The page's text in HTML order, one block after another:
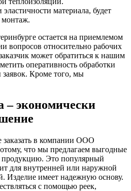
эластичности материала, будет
монтаж.
остается на приемлемом
вопросов относительно рабочих
может обратиться к нашим
оперативность обработки
Кроме того, мы
– экономически
заказать в компании ООО
что мы предлагаем выгодные
Это популярный
для внутренней или наружной
Изделие имеет надежную основу.
с помощью реек,